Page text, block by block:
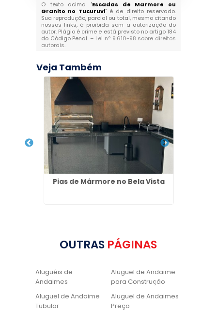
O texto acima "Escadas de Marmore ou
Granito no Tucuruvi" é de direito reservado.
Sua reprodução, parcial ou total, mesmo citando
nossos links, é proibida sem a autorização do
autor. Plágio é crime e está previsto no artigo 184
do Código Penal. – Lei n° 9.610-98 sobre direitos
autorais.
Veja Também
Pias de Mármore no Bela Vista
OUTRAS PÁGINAS
Aluguéis de
Andaimes
Aluguel de Andaime
para Construção
Aluguel de Andaime
Tubular
Aluguel de Andaimes
Preço